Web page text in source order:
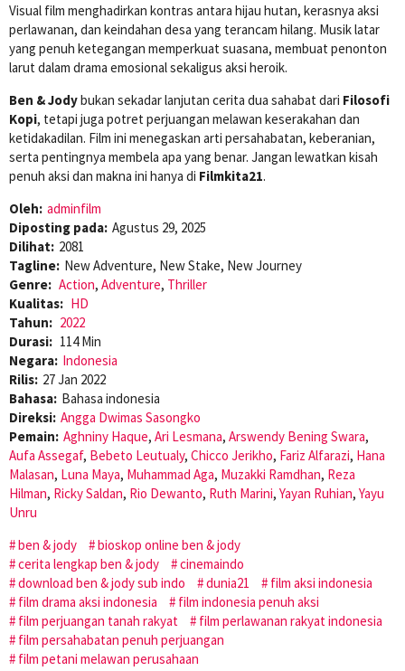
Visual film menghadirkan kontras antara hijau hutan, kerasnya aksi
perlawanan, dan keindahan desa yang terancam hilang. Musik latar
yang penuh ketegangan memperkuat suasana, membuat penonton
larut dalam drama emosional sekaligus aksi heroik.
Ben & Jodybukan sekadar lanjutan cerita dua sahabat dari Filosofi
Kopi, tetapi juga potret perjuangan melawan keserakahan dan
ketidakadilan. Film ini menegaskan arti persahabatan, keberanian,
serta pentingnya membela apa yang benar. Jangan lewatkan kisah
penuh aksi dan makna ini hanya di Filmkita21.
Oleh: adminfilm
Diposting pada: Agustus 29, 2025
Dilihat: 2081
Tagline: New Adventure, New Stake, New Journey
Genre: Action, Adventure, Thriller
Kualitas: HD
Tahun: 2022
Durasi: 114 Min
Negara: Indonesia
Rilis: 27 Jan 2022
Bahasa: Bahasa indonesia
Direksi: Angga Dwimas Sasongko
Pemain: Aghniny Haque, Ari Lesmana, Arswendy Bening Swara,
Aufa Assegaf, Bebeto Leutualy, Chicco Jerikho, Fariz Alfarazi, Hana
Malasan, Luna Maya, Muhammad Aga, Muzakki Ramdhan, Reza
Hilman, Ricky Saldan, Rio Dewanto, Ruth Marini, Yayan Ruhian, Yayu
Unru
ben & jody
bioskop online ben & jody
cerita lengkap ben & jody
cinemaindo
download ben & jody sub indo
dunia21
film aksi indonesia
film drama aksi indonesia
film indonesia penuh aksi
film perjuangan tanah rakyat
film perlawanan rakyat indonesia
film persahabatan penuh perjuangan
film petani melawan perusahaan